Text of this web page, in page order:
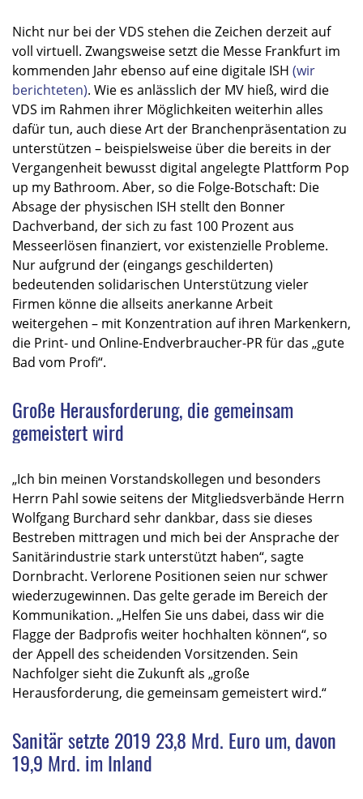
Nicht nur bei der VDS stehen die Zeichen derzeit auf
voll virtuell. Zwangsweise setzt die Messe Frankfurt im
kommenden Jahr ebenso auf eine digitale ISH (wir
berichteten). Wie es anlässlich der MV hieß, wird die
VDS im Rahmen ihrer Möglichkeiten weiterhin alles
dafür tun, auch diese Art der Branchenpräsentation zu
unterstützen – beispielsweise über die bereits in der
Vergangenheit bewusst digital angelegte Plattform Pop
up my Bathroom. Aber, so die Folge-Botschaft: Die
Absage der physischen ISH stellt den Bonner
Dachverband, der sich zu fast 100 Prozent aus
Messeerlösen finanziert, vor existenzielle Probleme.
Nur aufgrund der (eingangs geschilderten)
bedeutenden solidarischen Unterstützung vieler
Firmen könne die allseits anerkanne Arbeit
weitergehen – mit Konzentration auf ihren Markenkern,
die Print- und Online-Endverbraucher-PR für das „gute
Bad vom Profi“.
Große Herausforderung, die gemeinsam
gemeistert wird
„Ich bin meinen Vorstandskollegen und besonders
Herrn Pahl sowie seitens der Mitgliedsverbände Herrn
Wolfgang Burchard sehr dankbar, dass sie dieses
Bestreben mittragen und mich bei der Ansprache der
Sanitärindustrie stark unterstützt haben“, sagte
Dornbracht. Verlorene Positionen seien nur schwer
wiederzugewinnen. Das gelte gerade im Bereich der
Kommunikation. „Helfen Sie uns dabei, dass wir die
Flagge der Badprofis weiter hochhalten können“, so
der Appell des scheidenden Vorsitzenden. Sein
Nachfolger sieht die Zukunft als „große
Herausforderung, die gemeinsam gemeistert wird.“
Sanitär setzte 2019 23,8 Mrd. Euro um, davon
19,9 Mrd. im Inland